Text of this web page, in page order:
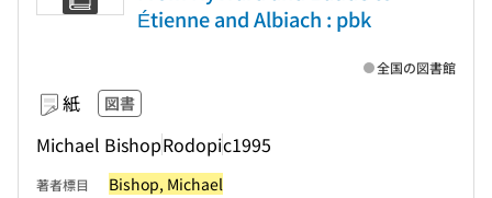
Étienne and Albiach : pbk
紙 図書
Michael BishopRodopic1995
全国の図書館
著者標目 Bishop, Michael